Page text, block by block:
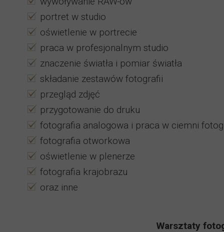
portret w studio
oświetlenie w portrecie
praca w profesjonalnym studio
znaczenie światła i pomiar światła
składanie zestawów fotografii
przegląd zdjęć
przygotowanie do druku
fotografia analogowa i praca w ciemni
fotografia otworkowa
oświetlenie w plenerze
fotografia krajobrazu
oraz inne
Warsztaty